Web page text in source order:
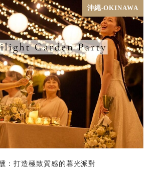
沖繩-OKINAWA
：打造極致質感的暮光派對